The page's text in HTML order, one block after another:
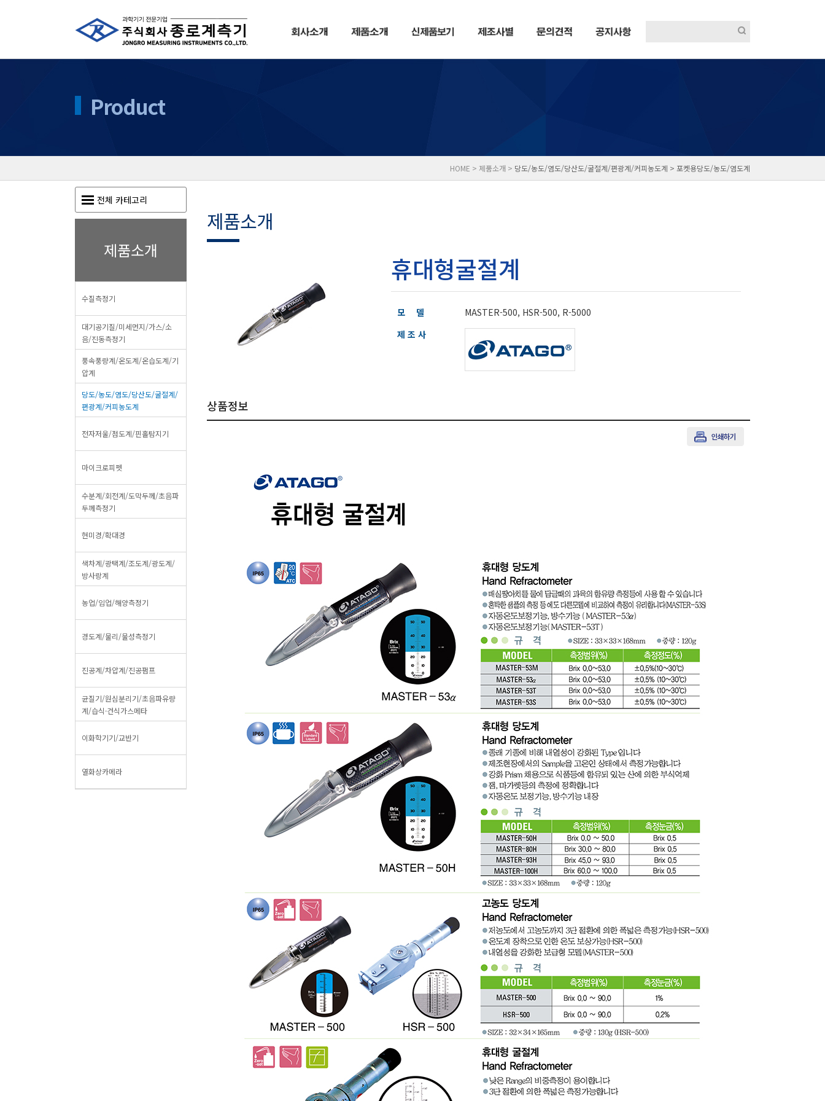
Product
HOME > 제품소개 > 당도/농도/염도/당산도/굴절계/편광계/커피농도계 > 포켓용당도/농도/염도계
전체 카테고리
제품소개
수질측정기
대기공기질/미세먼지/가스/소
음/진동측정기
풍속풍량계/온도계/온습도계/기
압계
당도/농도/염도/당산도/굴절계/
편광계/커피농도계
전자저울/점도계/핀홀탐지기
마이크로피펫
수분계/회전계/도막두께/초음파
두께측정기
현미경/확대경
색차계/광택계/조도계/광도계/
방사랑계
농업/임업/해양측정기
경도계/물리/물성측정기
진공계/차압계/진공펌프
균질기/원심분리기/초음파유량
계/습식·건식가스메타
이화학기기/교반기
열화상카메라
제품소개
휴대형굴절계
모 델
MASTER-500, HSR-500, R-5000
제 조 사
상품정보